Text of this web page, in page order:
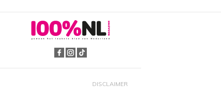
DISCLAIMER